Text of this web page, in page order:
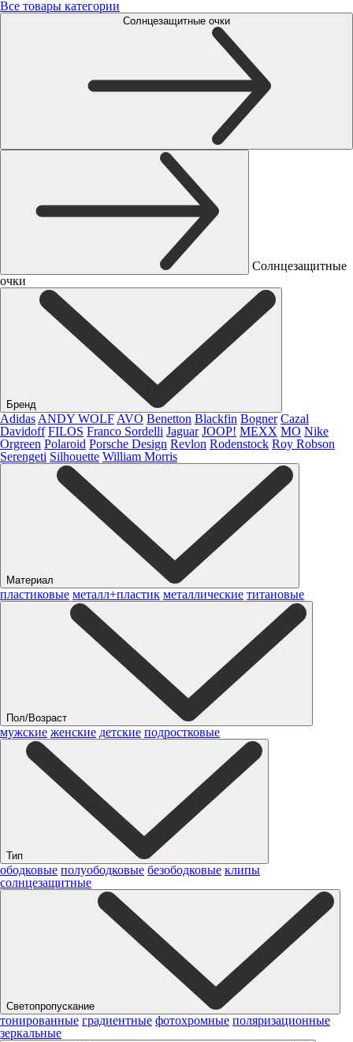
Все товары категории
Солнцезащитные очки
Солнцезащитные
очки
Бренд
Adidas ANDY WOLF AVO Benetton Blackfin Bogner Cazal
Davidoff FILOS Franco Sordelli Jaguar JOOP! MEXX MO Nike
Orgreen Polaroid Porsche Design Revlon Rodenstock Roy Robson
Serengeti Silhouette William Morris
Материал
пластиковые металл+пластик металлические титановые
Пол/Возраст
мужские женские детские подростковые
Тип
ободковые полуободковые безободковые клипы
солнцезащитные
Светопропускание
тонированные градиентные фотохромные поляризационные
зеркальные